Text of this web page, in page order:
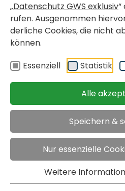
„Daten­schutz GWS exklusiv
rufen. Ausge­nommen
der­liche Cookies, die nicht
können.
Essen­ziell
Statistik
Alle
Speichern &
Nur essenzielle
Weitere
GRAZ, GRIES
Ranken­gasse
Miete mit
Miet­woh­nung mit
Kauf­op­tion